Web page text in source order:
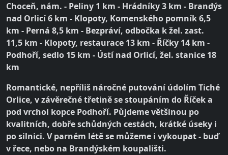
Choceň, nám. - Peliny 1 km - Hrádníky 3 km - Brandýs
nad Orlicí 6 km - Klopoty, Komenského pomník 6,5
km - Perná 8,5 km - Bezpráví, odbočka k žel. zast.
11,5 km - Klopoty, restaurace 13 km - Říčky 14 km -
Podhoří, sedlo 15 km - Ústí nad Orlicí, žel. stanice 18
km
Romantické, nepříliš náročné putování údolím Tiché
Orlice, v závěrečné třetině se stoupáním do Říček a
pod vrchol kopce Podhoří. Půjdeme většinou po
kvalitních, dobře schůdných cestách, krátké úseky i
po silnici. V parném létě se můžeme i vykoupat - buď
v řece, nebo na Brandýském koupališti.